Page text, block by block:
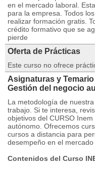
en el mercado laboral.
para la empresa. Todos
realizar formación gratis.
crédito formativo que se
pierde
Oferta de Prácticas
Este curso no ofrece
Asignaturas y
Gestión del negocio
La metodología de
trabajo. Si te interesa,
objetivos del CURSO
autónomo. Ofrecemos
cursos a distancia para
desempeño en el mercado
Contenidos del Curso